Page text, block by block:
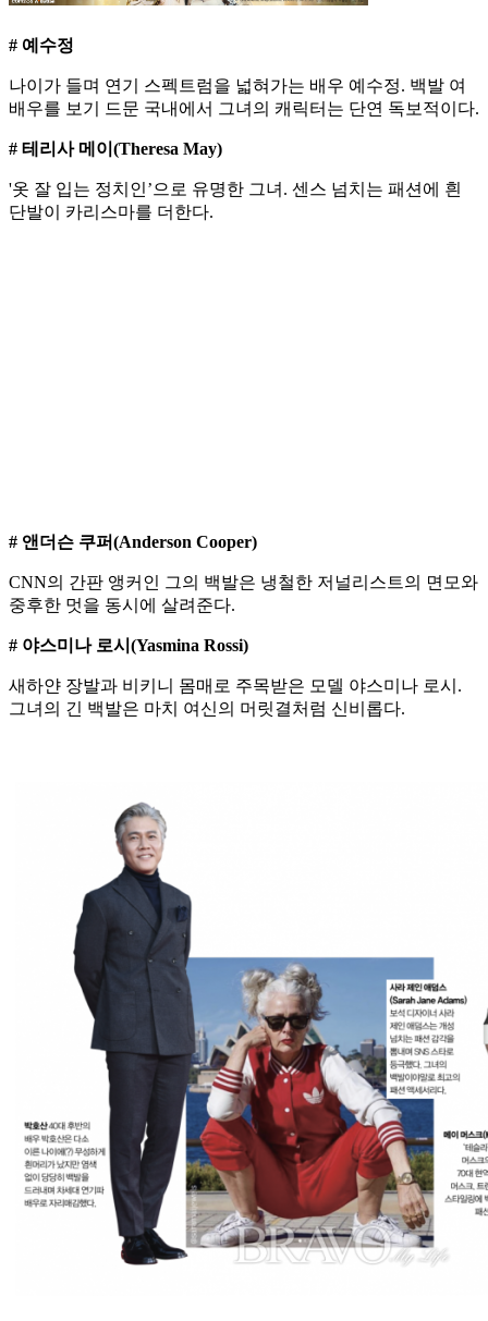
# 예수정
나이가 들며 연기 스펙트럼을 넓혀가는 배우 예수정. 백발 여
배우를 보기 드문 국내에서 그녀의 캐릭터는 단연 독보적이다.
# 테리사 메이(Theresa May)
'옷 잘 입는 정치인’으로 유명한 그녀. 센스 넘치는 패션에 흰
단발이 카리스마를 더한다.
# 앤더슨 쿠퍼(Anderson Cooper)
CNN의 간판 앵커인 그의 백발은 냉철한 저널리스트의 면모와
중후한 멋을 동시에 살려준다.
# 야스미나 로시(Yasmina Rossi)
새하얀 장발과 비키니 몸매로 주목받은 모델 야스미나 로시.
그녀의 긴 백발은 마치 여신의 머릿결처럼 신비롭다.